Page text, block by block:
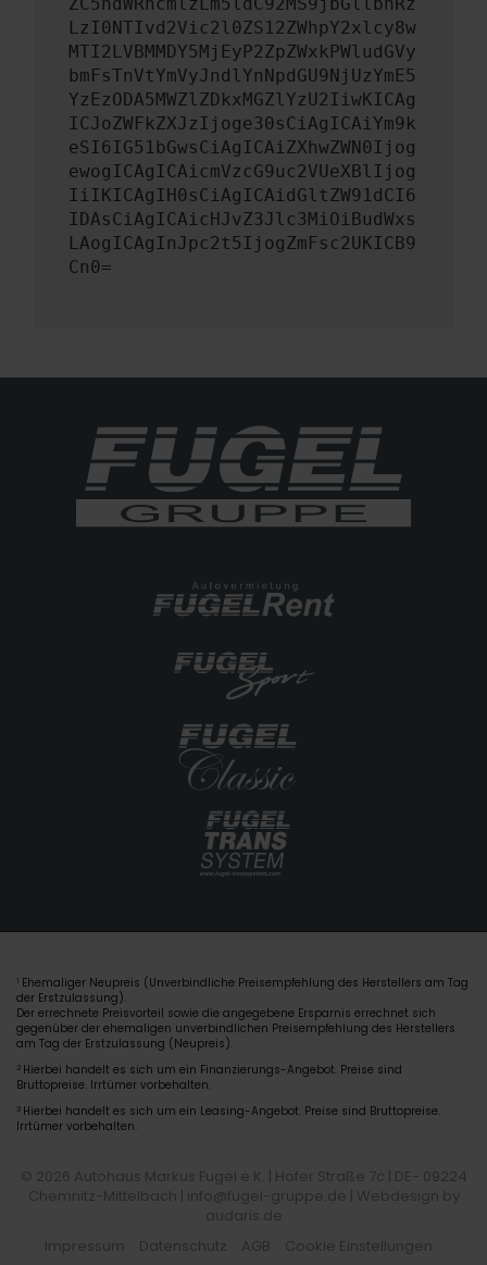
LzI0NTIvd2Vic2l0ZS12ZWhpY2xlcy8w
MTI2LVBMMDY5MjEyP2ZpZWxkPWludGVy
bmFsTnVtYmVyJndlYnNpdGU9NjUzYmE5
YzEzODA5MWZlZDkxMGZlYzU2IiwKICAg
ICJoZWFkZXJzIjoge30sCiAgICAiYm9k
eSI6IG51bGwsCiAgICAiZXhwZWN0Ijog
ewogICAgICAicmVzcG9uc2VUeXBlIjog
IiIKICAgIH0sCiAgICAidGltZW91dCI6
IDAsCiAgICAicHJvZ3Jlc3MiOiBudWxs
LAogICAgInJpc2t5IjogZmFsc2UKICB9
Cn0=
1 Ehemaliger Neupreis (Unverbindliche Preisempfehlung des Herstellers am Tag
der Erstzulassung).
Der errechnete Preisvorteil sowie die angegebene Ersparnis errechnet sich
gegenüber der ehemaligen unverbindlichen Preisempfehlung des Herstellers
am Tag der Erstzulassung (Neupreis).
2 Hierbei handelt es sich um ein Finanzierungs-Angebot. Preise sind
Bruttopreise. Irrtümer vorbehalten.
3 Hierbei handelt es sich um ein Leasing-Angebot. Preise sind Bruttopreise.
Irrtümer vorbehalten.
© 2026 Autohaus Markus Fugel e.K. | Hofer Straße 7c | DE- 09224
Chemnitz-Mittelbach | info@fugel-gruppe.de | Webdesign by
audaris.de
Impressum
Datenschutz AGB Cookie Einstellungen